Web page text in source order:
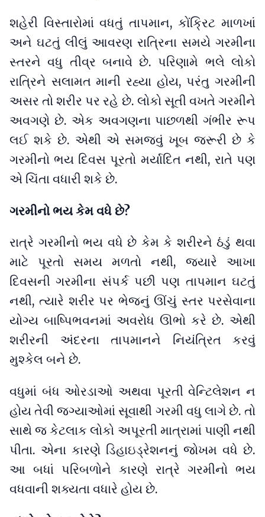
શહેરી વિસ્તારોમાં વધતું તાપમાન, કોંક્રિટ માળખાં
અને ઘટતું લીલું આવરણ રાત્રિના સમયે ગરમીના
સ્તરને વધુ તીવ્ર બનાવે છે. પરિણામે ભલે લોકો
રાત્રિને સલામત માની રહ્યા હોય, પરંતુ ગરમીની
અસર તો શરીર પર રહે છે. લોકો સૂતી વખતે ગરમીને
અવગણે છે. એક અવગણના પાછળથી ગંભીર રૂપ
લઈ શકે છે. એથી એ સમજવું ખૂબ જરૂરી છે કે
ગરમીનો ભય દિવસ પૂરતો મર્યાદિત નથી, રાતે પણ
એ ચિંતા વધારી શકે છે.
ગરમીનો ભય કેમ વધે છે?
રાત્રે ગરમીનો ભય વધે છે કેમ કે શરીરને ઠંડું થવા
માટે પૂરતો સમય મળતો નથી, જ્યારે આખા
દિવસની ગરમીના સંપર્ક પછી પણ તાપમાન ઘટતું
નથી, ત્યારે શરીર પર ભેજનું ઊંચું સ્તર પરસેવાના
યોગ્ય બાષ્પિભવનમાં અવરોધ ઊભો કરે છે. એથી
શરીરની અંદરના તાપમાનને નિયંત્રિત કરવું
મુશ્કેલ બને છે.
વધુમાં બંધ ઓરડાઓ અથવા પૂરતી વેન્ટિલેશન ન
હોય તેવી જગ્યાઓમાં સૂવાથી ગરમી વધુ લાગે છે. તો
સાથે જ કેટલાક લોકો અપૂરતી માત્રામાં પાણી નથી
પીતા. એના કારણે ડિહાઇડ્રેશનનું જોખમ વધે છે.
આ બધાં પરિબળોને કારણે રાત્રે ગરમીનો ભય
વધવાની શક્યતા વધારે હોય છે.